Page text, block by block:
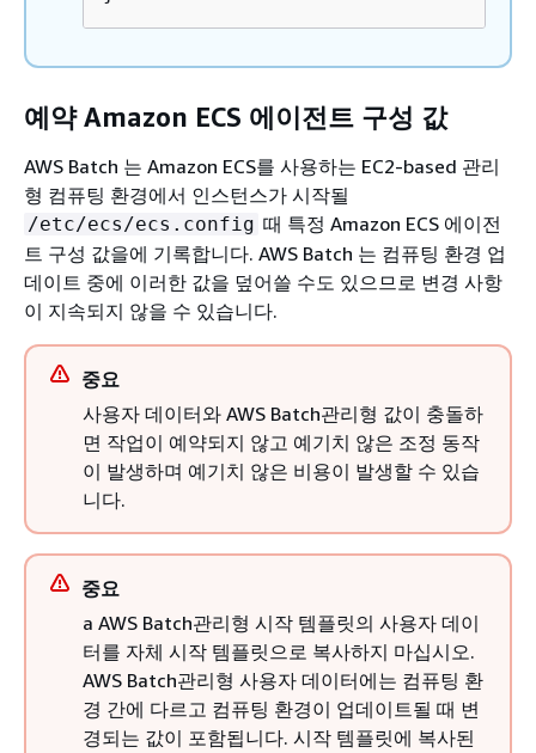
예약 Amazon ECS 에이전트 구성 값
AWS Batch 는 Amazon ECS를 사용하는 EC2-based 관리
형 컴퓨팅 환경에서 인스턴스가 시작될
/etc/ecs/ecs.config 때 특정 Amazon ECS 에이전
트 구성 값을에 기록합니다. AWS Batch 는 컴퓨팅 환경 업
데이트 중에 이러한 값을 덮어쓸 수도 있으므로 변경 사항
이 지속되지 않을 수 있습니다.
중요
사용자 데이터와 AWS Batch관리형 값이 충돌하
면 작업이 예약되지 않고 예기치 않은 조정 동작
이 발생하며 예기치 않은 비용이 발생할 수 있습
니다.
중요
a AWS Batch관리형 시작 템플릿의 사용자 데이
터를 자체 시작 템플릿으로 복사하지 마십시오.
AWS Batch관리형 사용자 데이터에는 컴퓨팅 환
경 간에 다르고 컴퓨팅 환경이 업데이트될 때 변
경되는 값이 포함됩니다. 시작 템플릿에 복사된